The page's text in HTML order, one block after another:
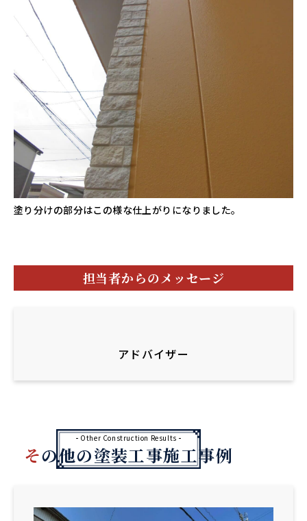
塗り分けの部分はこの様な仕上がりになりました。
担当者からのメッセージ
アドバイザー
Other Construction Results
その他の塗装工事施工事例